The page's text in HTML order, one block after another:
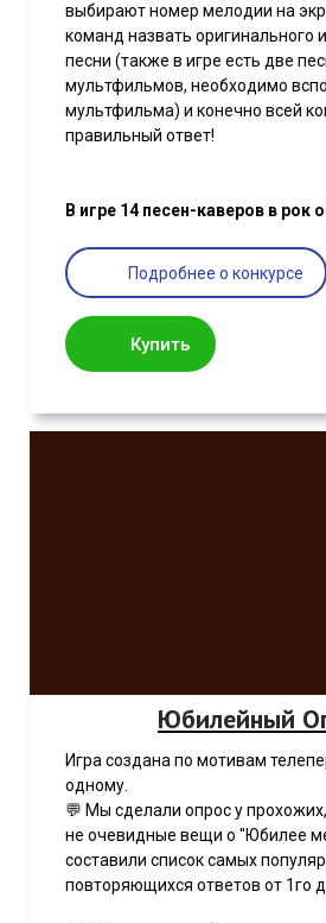
выбирают номер мелодии на
команд назвать оригинального
песни (также в игре есть две
мультфильмов, необходимо
мультфильма) и конечно всей
правильный ответ!
В игре 14 песен-каверов в рок
Подробнее о конкурсе
Купить
Юбилейный
Игра создана по мотивам
одному.
💬 Мы сделали опрос у
не очевидные вещи о "Юбилее
составили список самых
повторяющихся ответов от 1го